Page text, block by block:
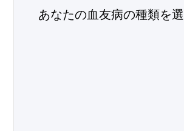
あなたの血友病の種類を